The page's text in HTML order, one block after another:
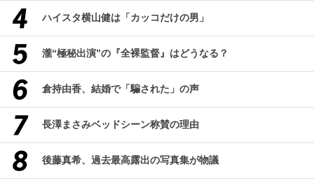
ハイスタ横山健は「カッコだけの男」
瀧“極秘出演”の『全裸監督』はどうなる？
倉持由香、結婚で「騙された」の声
長澤まさみベッドシーン称賛の理由
後藤真希、過去最高露出の写真集が物議